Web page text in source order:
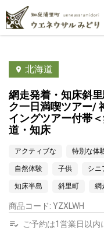
北海道
網走発着・知床斜
ク一日満喫ツアー/
イングツアー付帯
道・知床
アクティブな 特別な体
自然体験 子供 シニ
知床半島 斜里町 網
商品コード: YZXLWH
ご予約は1営業日以内